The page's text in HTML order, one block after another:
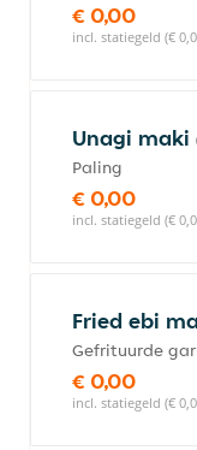
€ 0,00
incl. statiegeld (€
Unagi maki
Paling
€ 0,00
incl. statiegeld (€
Fried ebi
Gefrituurde
€ 0,00
incl. statiegeld (€